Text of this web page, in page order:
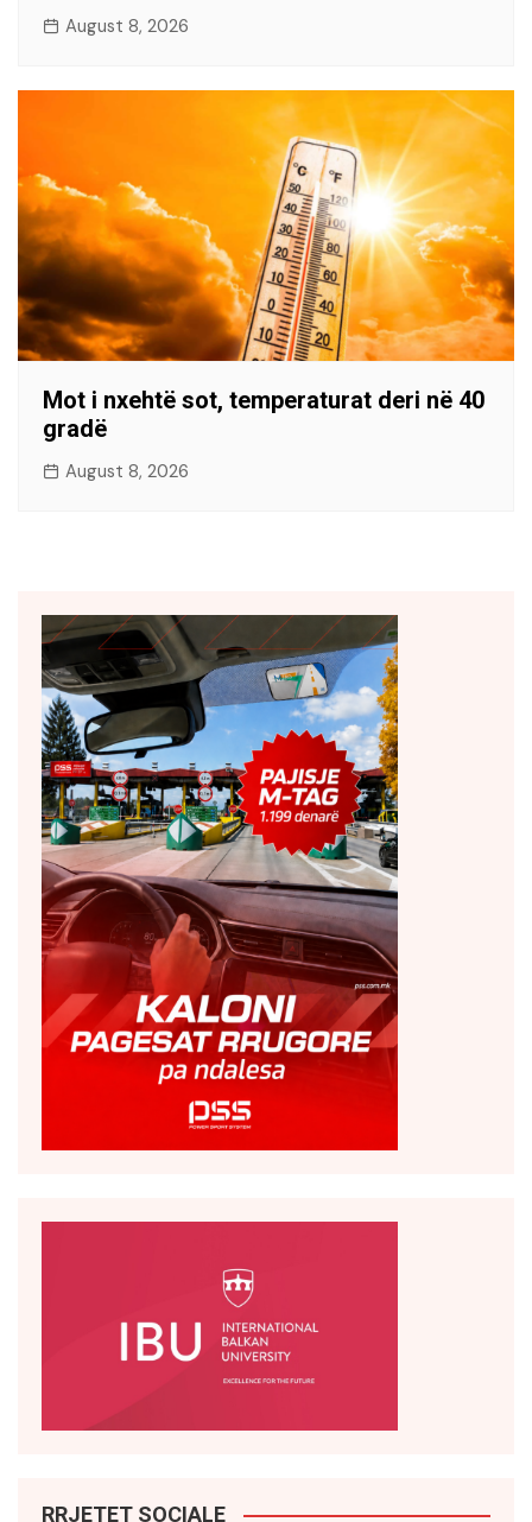
August 8, 2026
Mot i nxehtë sot, temperaturat deri në 40
gradë
August 8, 2026
RRJETET SOCIALE